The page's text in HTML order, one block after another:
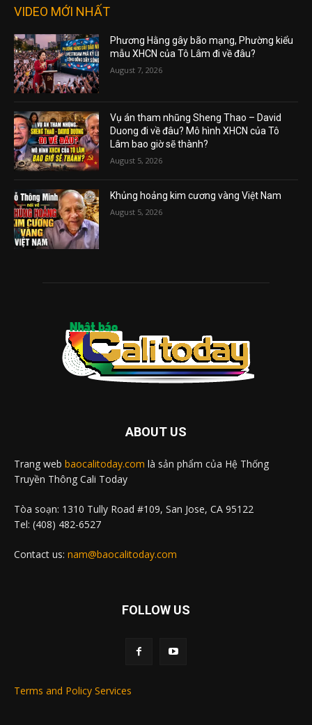
VIDEO MỚI NHẤT
Phương Hằng gây bão mạng, Phường kiểu
mẫu XHCN của Tô Lâm đi về đâu?
August 7, 2026
Vụ án tham nhũng Sheng Thao – David
Duong đi về đâu? Mô hình XHCN của Tô
Lâm bao giờ sẽ thành?
August 5, 2026
Khủng hoảng kim cương vàng Việt Nam
August 5, 2026
ABOUT US
Trang web baocalitoday.com là sản phẩm của Hệ Thống
Truyền Thông Cali Today
Tòa soạn: 1310 Tully Road #109, San Jose, CA 95122
Tel: (408) 482-6527
Contact us: nam@baocalitoday.com
FOLLOW US
Terms and Policy Services